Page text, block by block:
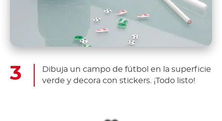
Dibuja un campo de fútbol en la superficie
verde y decora con stickers. ¡Todo listo!